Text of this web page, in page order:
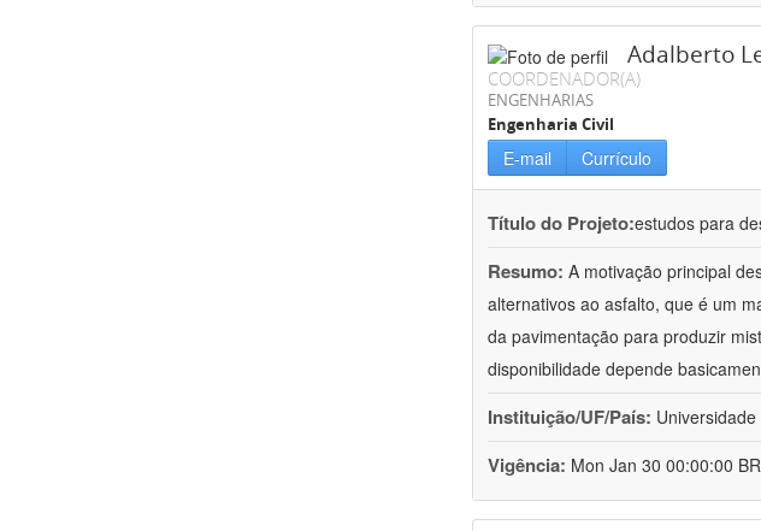
Adalberto
COORDENADOR(A)
ENGENHARIAS
Engenharia Civil
E-mail Currículo
Título do Projeto:estudos para
Resumo: A motivação principal
alternativos ao asfalto, que é um
da pavimentação para produzir
disponibilidade depende
Instituição/UF/País:
Vigência: Mon Jan 30 00:00:00